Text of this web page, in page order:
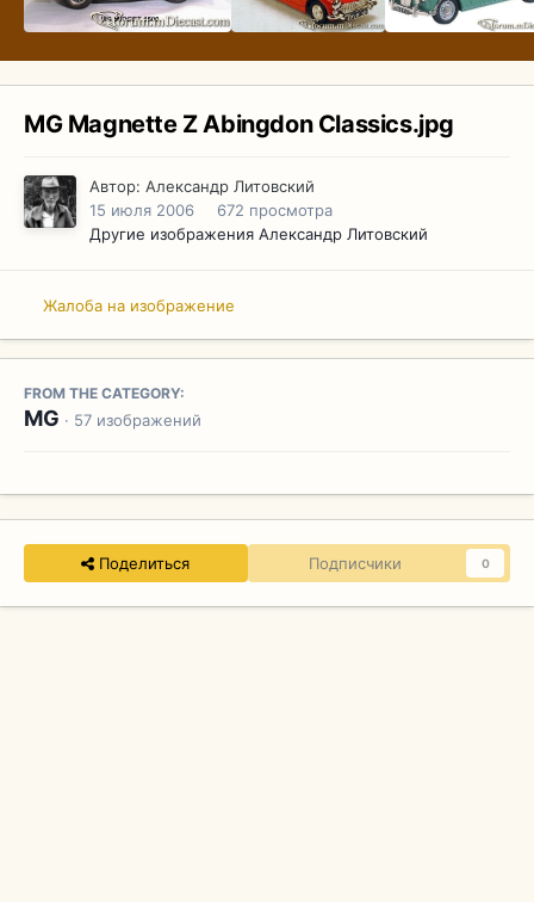
MG Magnette Z Abingdon Classics.jpg
Автор: Александр Литовский
15 июля 2006
672 просмотра
Другие изображения Александр Литовский
Жалоба на изображение
FROM THE CATEGORY:
MG · 57 изображений
Поделиться Подписчики 0